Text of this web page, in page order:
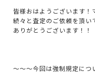
皆様おはようございます！
続々と査定のご依頼を頂い
ありがとうございます！！
～～～今回は強制規定につ